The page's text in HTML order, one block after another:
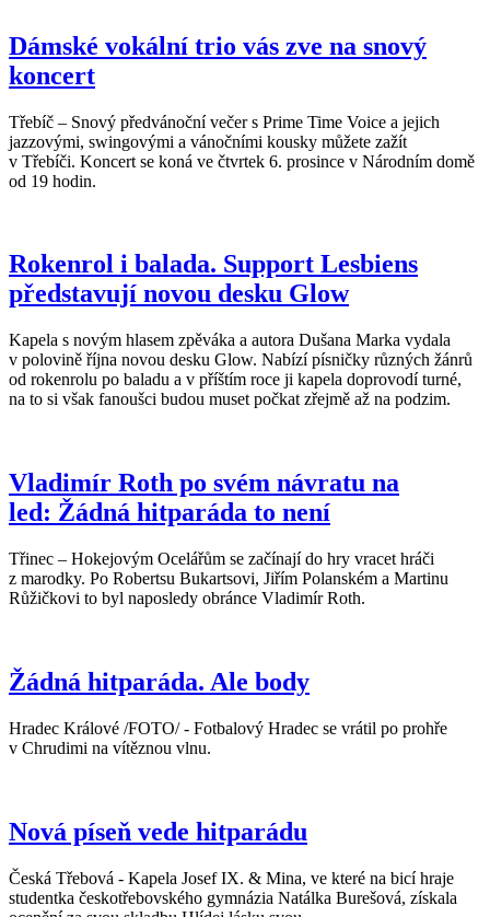
Dámské vokální trio vás zve na snový
koncert
Třebíč – Snový předvánoční večer s Prime Time Voice a jejich
jazzovými, swingovými a vánočními kousky můžete zažít
v Třebíči. Koncert se koná ve čtvrtek 6. prosince v Národním domě
od 19 hodin.
Rokenrol i balada. Support Lesbiens
představují novou desku Glow
Kapela s novým hlasem zpěváka a autora Dušana Marka vydala
v polovině října novou desku Glow. Nabízí písničky různých žánrů
od rokenrolu po baladu a v příštím roce ji kapela doprovodí turné,
na to si však fanoušci budou muset počkat zřejmě až na podzim.
Vladimír Roth po svém návratu na
led: Žádná hitparáda to není
Třinec – Hokejovým Ocelářům se začínají do hry vracet hráči
z marodky. Po Robertsu Bukartsovi, Jiřím Polanském a Martinu
Růžičkovi to byl naposledy obránce Vladimír Roth.
Žádná hitparáda. Ale body
Hradec Králové /FOTO/ - Fotbalový Hradec se vrátil po prohře
v Chrudimi na vítěznou vlnu.
Nová píseň vede hitparádu
Česká Třebová - Kapela Josef IX. & Mina, ve které na bicí hraje
studentka českotřebovského gymnázia Natálka Burešová, získala